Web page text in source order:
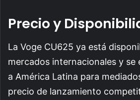
Precio y
La Voge CU625 ya está
mercados internacionales y se
a América Latina para
precio de lanzamiento